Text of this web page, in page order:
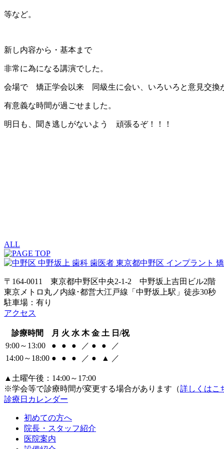
等など。
新し内容から・基本まで
非常に為になる講演でした。
会場で 矯正学会以来 同級生に会い、いろいろと意見交換
有意義な時間が過ごせました。
明日も、聞き逃しがないよう 頑張るぞ！！！
ALL
〒164-0011 東京都中野区中央2-1-2 中野坂上吉田ビル2階
東京メトロ丸ノ内線･都営大江戸線「中野坂上駅」徒歩30秒
駐車場：有り
アクセス
診療時間 月 火 水 木 金 土 日/祝
9:00～13:00
● ● ● ／ ● ●
／
14:00～18:00 ● ● ● ／ ● ▲ ／
▲土曜午後：14:00～17:00
※学会等で診療時間が変更する場合があります（詳しくはこ
診療日カレンダー
初めての方へ
院長・スタッフ紹介
医院案内